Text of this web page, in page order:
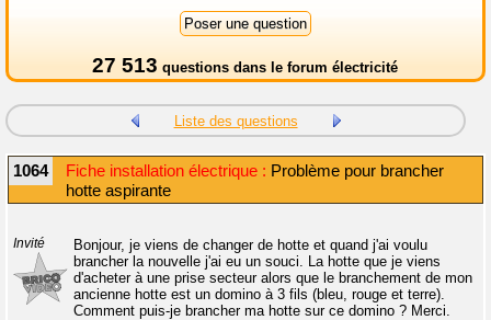
27 513 questions dans le forum électricité
Liste des questions
1064 Fiche installation électrique : Problème pour brancher
hotte aspirante
Invité
Bonjour, je viens de changer de hotte et quand j'ai voulu
brancher la nouvelle j'ai eu un souci. La hotte que je viens
d'acheter à une prise secteur alors que le branchement de mon
ancienne hotte est un domino à 3 fils (bleu, rouge et terre).
Comment puis-je brancher ma hotte sur ce domino ? Merci.